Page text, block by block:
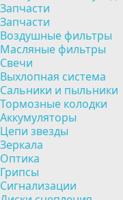
Запчасти
Запчасти
Воздушные фильтры
Масляные фильтры
Свечи
Выхлопная система
Сальники и пыльники
Тормозные колодки
Аккумуляторы
Цепи звезды
Зеркала
Оптика
Грипсы
Сигнализации